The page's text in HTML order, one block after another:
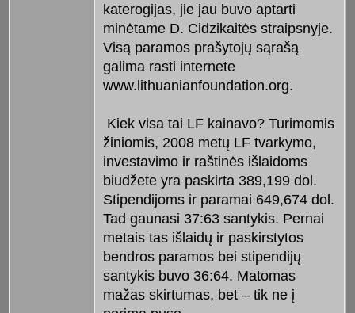
katerogijas, jie jau buvo aptarti
minėtame D. Cidzikaitės straipsnyje.
Visą paramos prašytojų sąrašą
galima rasti internete
www.lithuanianfoundation.org.
Kiek visa tai LF kainavo? Turimomis
žiniomis, 2008 metų LF tvarkymo,
investavimo ir raštinės išlaidoms
biudžete yra paskirta 389,199 dol.
Stipendijoms ir paramai 649,674 dol.
Tad gaunasi 37:63 santykis. Pernai
metais tas išlaidų ir paskirstytos
bendros paramos bei stipendijų
santykis buvo 36:64. Matomas
mažas skirtumas, bet – tik ne į